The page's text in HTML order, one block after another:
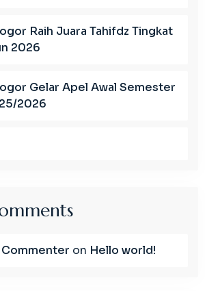
Raih Juara Tahifdz Tingkat
2026
Gelar Apel Awal Semester
2026
on Hello world!